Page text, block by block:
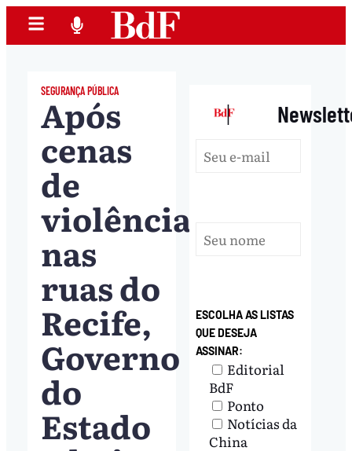
SEGURANÇA PÚBLICA
Após
cenas
de
violência
nas
ruas do
Recife,
Governo
do
Estado
|
ESCOLHA AS LISTAS
QUE DESEJA
ASSINAR:
Editorial
BdF
Ponto
Notícias da
China